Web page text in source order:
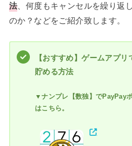
法、何度もキャンセルを繰り返
のか？などをご紹介致します。
【おすすめ】ゲームアプ
貯める方法
▼ナンプレ【数独】でPayPay
はこちら。